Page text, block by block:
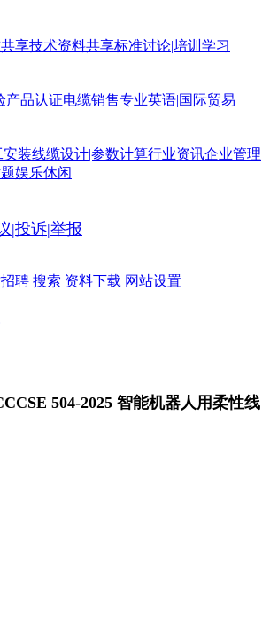
享技术资料共享标准讨论|培训学习
产品认证电缆销售专业英语|国际贸易
安装线缆设计|参数计算行业资讯企业管理
娱乐休闲
|投诉|举报
聘 搜索 资料下载 网站设置
504-2025 智能机器人用柔性线